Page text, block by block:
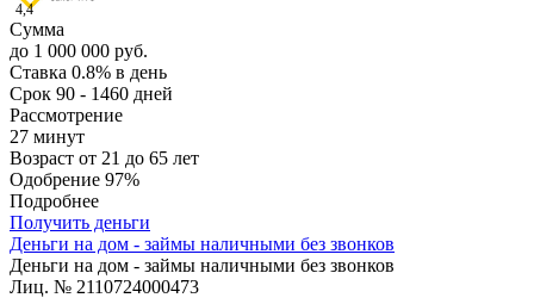
4,4
Сумма
до 1 000 000 руб.
Ставка 0.8% в день
Срок 90 - 1460 дней
Рассмотрение
27 минут
Возраст от 21 до 65 лет
Одобрение 97%
Подробнее
Получить деньги
Деньги на дом - займы наличными без звонков
Деньги на дом - займы наличными без звонков
Лиц. № 2110724000473